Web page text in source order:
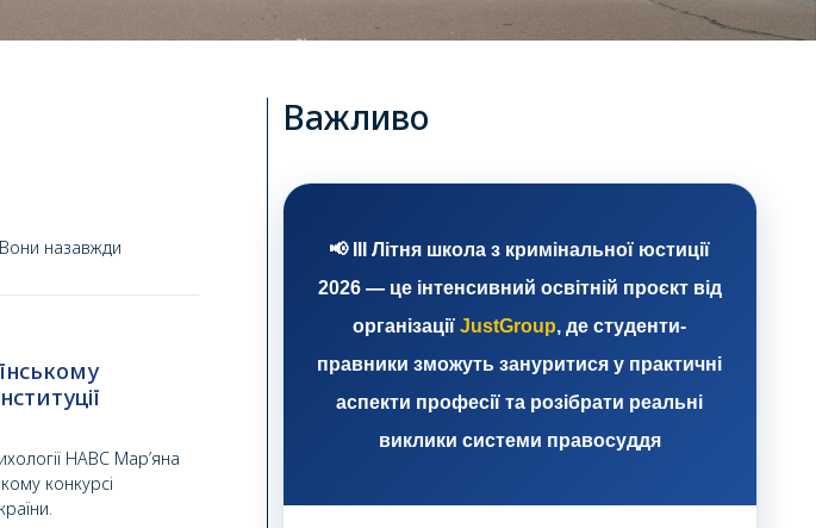
назавжди
НАВС Мар’яна
конкурсі
Важливо
📢
ІІІ Літня школа з кримінальної юстиції
2026— це інтенсивний освітній проєкт від
організаціїJustGroup, де студенти-
правники зможуть зануритися у практичні
аспекти професії та розібрати реальні
виклики системи правосуддя